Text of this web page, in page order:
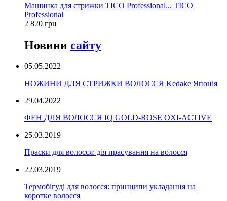
Машинка для стрижки TICO Professional... TICO
Professional
2 820 грн
Новини сайту
05.05.2022
НОЖИНИ ДЛЯ СТРИЖКИ ВОЛОССЯ Kedake Японія
29.04.2022
ФЕН ДЛЯ ВОЛОССЯ IQ GOLD-ROSE OXI-ACTIVE
25.03.2019
Праски для волосся: дія прасування на волосся
22.03.2019
Термобігуді для волосся: принципи укладання на
коротке волосся